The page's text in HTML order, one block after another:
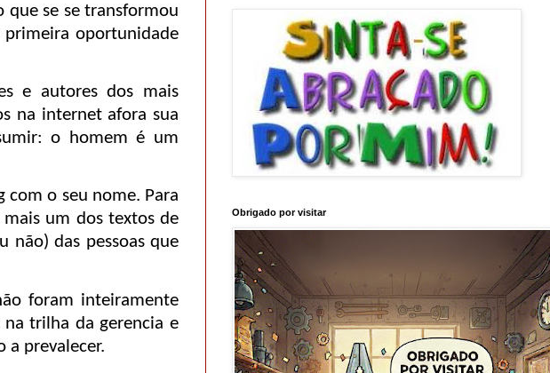
que se se transformou
primeira oportunidade
e autores dos mais
na internet afora sua
o homem é um
com o seu nome. Para
um dos textos de
não) das pessoas que
foram inteiramente
trilha da gerencia e
a prevalecer.
Obrigado por visitar